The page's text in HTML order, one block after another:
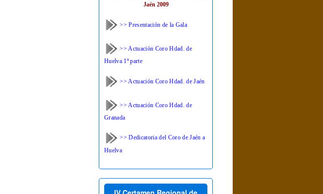
Jaén 2009
>> Presentación de la Gala
>> Actuación Coro Hdad. de
Huelva 1ª parte
>> Actuación Coro Hdad. de Jaén
>> Actuación Coro Hdad. de
Granada
>> Dedicatoria del Coro de Jaén a
Huelva